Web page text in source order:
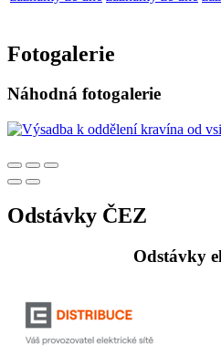
Fotogalerie
Náhodná fotogalerie
Odstávky ČEZ
Odstávky